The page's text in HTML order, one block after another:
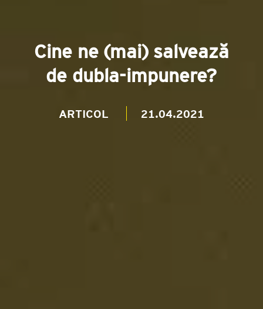
Cine ne (mai) salvează
de dubla-impunere?
ARTICOL 21.04.2021